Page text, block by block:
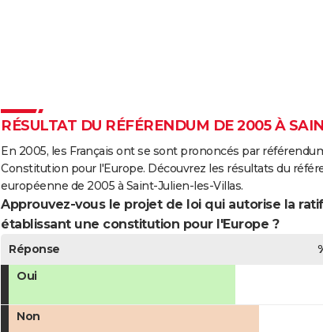
RÉSULTAT DU RÉFÉRENDUM DE 2005 À
En 2005, les Français ont se sont prononcés par
Constitution pour l'Europe. Découvrez les résultats du
européenne de 2005 à Saint-Julien-les-Villas.
Approuvez-vous le projet de loi qui autorise la
établissant une constitution pour l'Europe ?
Réponse
Oui
Non